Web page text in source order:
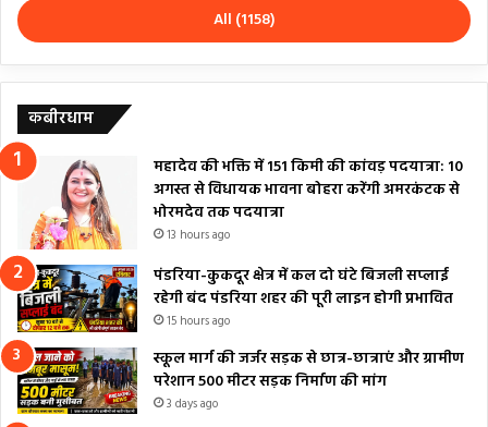
All (1158)
कबीरधाम
महादेव की भक्ति में 151 किमी की कांवड़ पदयात्रा: 10
अगस्त से विधायक भावना बोहरा करेंगी अमरकंटक से
भोरमदेव तक पदयात्रा
13 hours ago
पंडरिया-कुकदूर क्षेत्र में कल दो घंटे बिजली सप्लाई
रहेगी बंद पंडरिया शहर की पूरी लाइन होगी प्रभावित
15 hours ago
स्कूल मार्ग की जर्जर सड़क से छात्र-छात्राएं और ग्रामीण
परेशान 500 मीटर सड़क निर्माण की मांग
3 days ago